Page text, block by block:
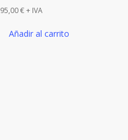
Añadir al carrito
95,00€+ IVA